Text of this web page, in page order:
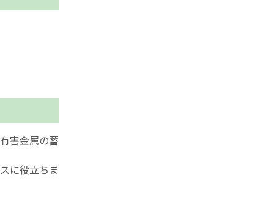
害金属の蓄
に役立ちま